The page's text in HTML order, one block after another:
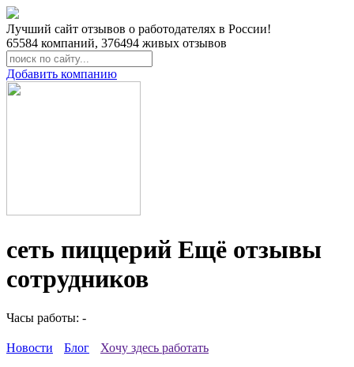
Лучший сайт отзывов о работодателях в России!
65584 компаний, 376494 живых отзывов
Добавить компанию
сеть пиццерий Ещё отзывы
сотрудников
Часы работы: -
Новости Блог Хочу здесь работать